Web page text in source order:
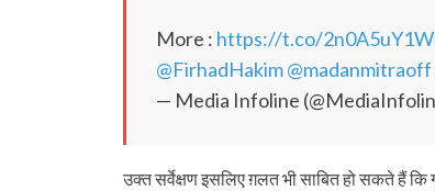
More : https://t.co/
@FirhadHakim@madanmitraoff
— Media Infoline
उक्त सर्वेक्षण इसलिए ग़लत भी साबित हो सकते हैं